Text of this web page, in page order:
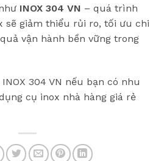
INOX 304 VN – quá trình
sẽ giảm thiểu rủi ro, tối ưu chi
vận hành bền vững trong
304 VN nếu bạn có nhu
cụ inox nhà hàng giá rẻ